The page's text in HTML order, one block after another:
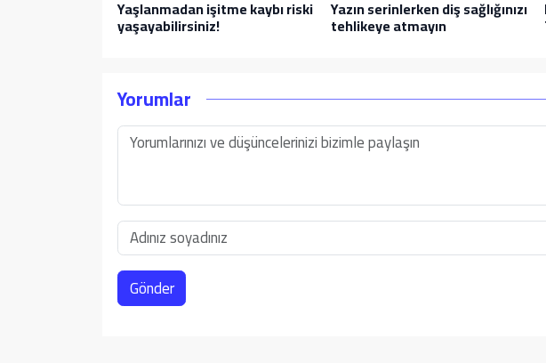
Yaşlanmadan işitme kaybı riski
yaşayabilirsiniz!
Yazın serinlerken diş sağlığınızı
tehlikeye atmayın
Yorumlar
Gönder